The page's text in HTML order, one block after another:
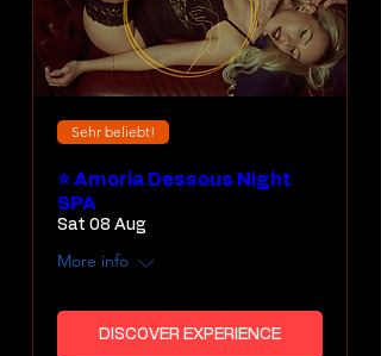
Sehr beliebt!
⭐ Amoria Dessous Night
SPA
Sat 08 Aug
More info
DISCOVER EXPERIENCE